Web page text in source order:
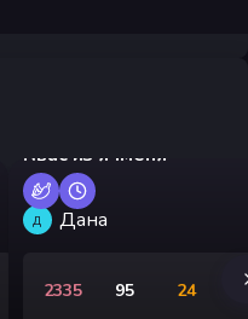
Квас из ячменя
Д Дана
2335 95 24